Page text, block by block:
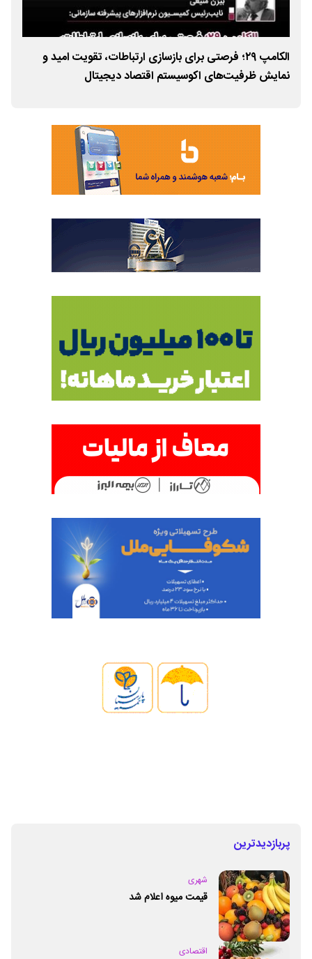
الکامپ ۲۹؛ فرصتی برای بازسازی ارتباطات، تقویت امید و
نمایش ظرفیت‌های اکوسیستم اقتصاد دیجیتال
پربازدیدترین
شهری
قیمت میوه اعلام شد
اقتصادی